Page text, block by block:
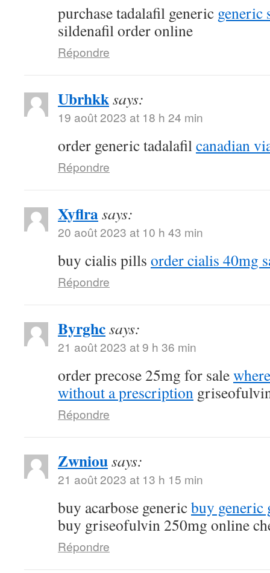
purchase tadalafil generic generic
sildenafil order online
Répondre
Ubrhkksays:
19 août 2023 at 18 h 24 min
order generic tadalafilcanadian
Répondre
Xyflrasays:
20 août 2023 at 10 h 43 min
buy cialis pills order cialis 40mg
Répondre
Byrghcsays:
21 août 2023 at 9 h 36 min
order precose 25mg for sale
without a prescription
Répondre
Zwniousays:
21 août 2023 at 13 h 15 min
buy acarbose genericbuy generic
buy griseofulvin 250mg online
Répondre